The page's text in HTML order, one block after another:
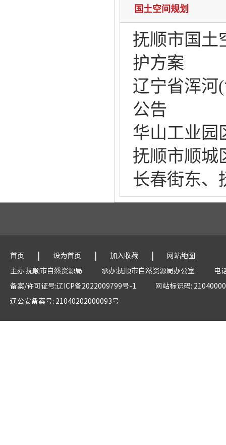
国土空间规划
抚顺市国土
护方案
辽宁省浑河
公告
华山工业园
抚顺市顺城
长春街东、
首页 | 设为首页 | 加入收藏 |
网站地图
主办:抚顺市自然资源局
承办:抚顺市自然资源局办公室
电
备案/许可证号:辽ICP备2022009799号-1
网站标识码:
辽公安备案号: 21040202000093号